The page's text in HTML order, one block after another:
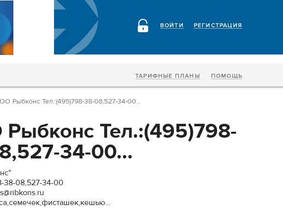
РЕГИСТРАЦИЯ
ВОЙТИ
ТАРИФНЫЕ ПЛАНЫ ПОМОЩЬ
Рыбконс Тел.:(495)798-38-08,527-34-00...
Тел.:(495)798-
34-00...
38-08,527-34-00